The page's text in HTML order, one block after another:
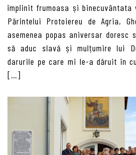
împlinit frumoasa și
Părintelui Protoiereu de Agria,
asemenea popas aniversar doresc
să aduc slavă și mulțumire lui
darurile pe care mi le-a dăruit în
[…]